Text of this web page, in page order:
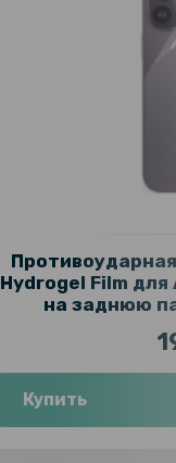
Hydrogel Film для
на заднюю
Купить